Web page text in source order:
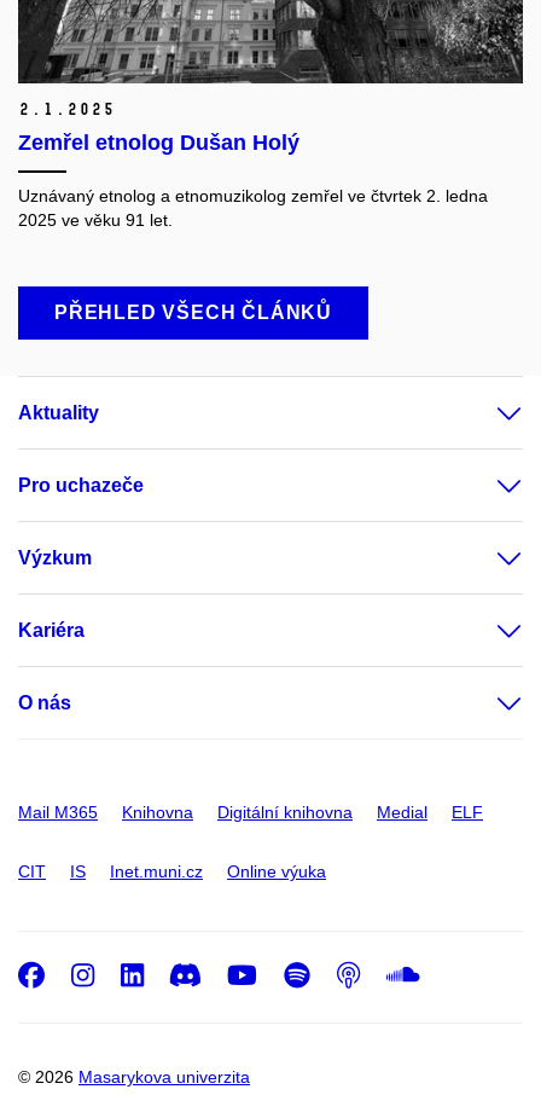
2. 1. 2025
Zemřel etnolog Dušan Holý
Uznávaný etnolog a etnomuzikolog zemřel ve čtvrtek 2. ledna
2025 ve věku 91 let.
PŘEHLED VŠECH ČLÁNKŮ
Aktuality
Pro uchazeče
Výzkum
Kariéra
O nás
Mail M365 Knihovna Digitální knihovna Medial ELF
CIT IS Inet.muni.cz Online výuka
© 2026 Masarykova univerzita
Facebook
Instagram
LinkedIn
DiscordYoutube
Spotify
Podcast